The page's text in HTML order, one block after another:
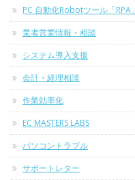
PC 自動化Robotツール「RPA」
業者営業情報・相談
システム導入支援
会計・経理相談
作業効率化
EC MASTERS LABS
パソコントラブル
サポートレター